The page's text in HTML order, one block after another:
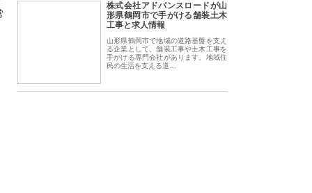
株式会社アドバンスロードが山
形県鶴岡市で手がける舗装土木
工事と求人情報
山形県鶴岡市で地域の道路基盤を支え
る企業として、舗装工事や土木工事を
手がける専門会社があります。地域住
民の生活を支える道…